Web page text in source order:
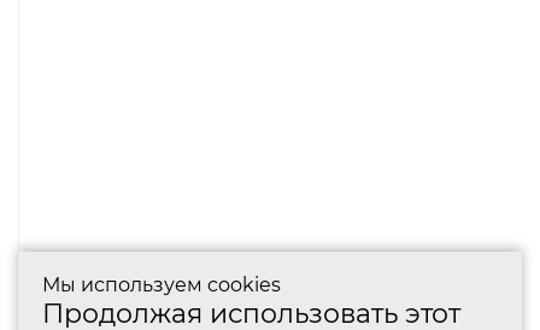
Мы используем cookies
Продолжая использовать этот